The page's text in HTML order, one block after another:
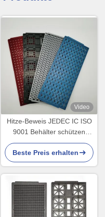
Video
Hitze-Beweis JEDEC IC ISO
9001 Behälter schützen
Standard Chip ESD-EVP
MPPO
Beste Preis erhalten